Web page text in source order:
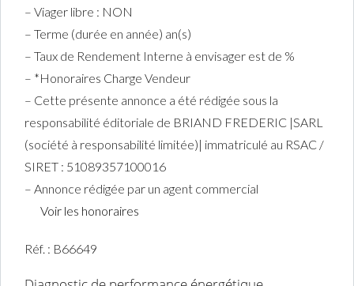
– Viager libre : NON
– Terme (durée en année) an(s)
– Taux de Rendement Interne à envisager est de %
– *Honoraires Charge Vendeur
– Cette présente annonce a été rédigée sous la
responsabilité éditoriale de BRIAND FREDERIC |SARL
(société à responsabilité limitée)| immatriculé au RSAC /
SIRET : 51089357100016
– Annonce rédigée par un agent commercial
Voir les honoraires
Réf. : B66649